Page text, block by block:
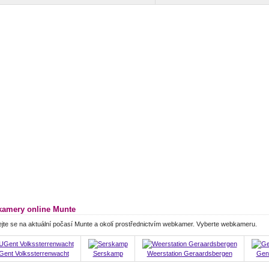
online Munte
se na aktuální počasí Munte a okolí prostřednictvím webkamer. Vyberte webkameru.
Volkssterrenwacht Serskamp Weerstation Geraardsbergen